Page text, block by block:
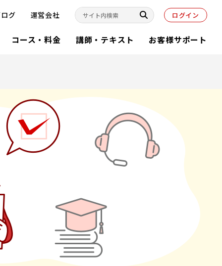
コース・料金 講師・テキスト お客様サポート
グ 運営会社 ログイン